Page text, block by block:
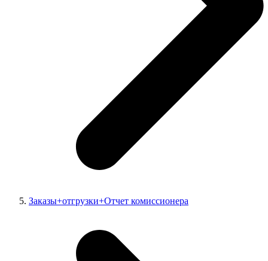
Заказы+отгрузки+Отчет комиссионера